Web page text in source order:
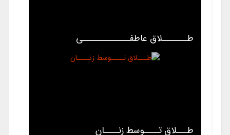
طـــــــلاق عاطفـــــــــــــی
طـــلاق تــــوسط زنــــان